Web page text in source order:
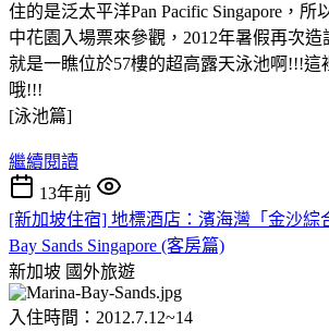
住的是泛太平洋Pan Pacific Singapore，所
中花園入場票來參觀，2012年暑假再次
就是一瞧位於57樓的超高露天泳池啊 !!!這
哦!!!
[泳池篇]
繼續閱讀
13年前
[新加坡住宿] 地標酒店：濱海灣「金沙綜
Bay Sands Singapore (客房篇)
新加坡 國外旅遊
入住時間：2012.7.12~14